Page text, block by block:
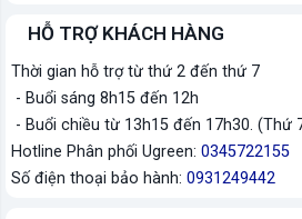
HỖ TRỢ KHÁCH HÀNG
Thời gian hỗ trợ từ thứ 2 đến thứ 7
- Buổi sáng 8h15 đến 12h
- Buổi chiều từ 13h15 đến 17h30. (Thứ
Hotline Phân phối Ugreen: 0345722155
Số điện thoại bảo hành: 0931249442